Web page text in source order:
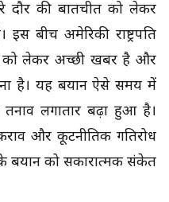
दौर की बातचीत को लेकर
बीच अमेरिकी राष्ट्रपति
को लेकर अच्छी खबर है और
है। यह बयान ऐसे समय में
लगातार बढ़ा हुआ है।
और कूटनीतिक गतिरोध
बयान को सकारात्मक संकेत